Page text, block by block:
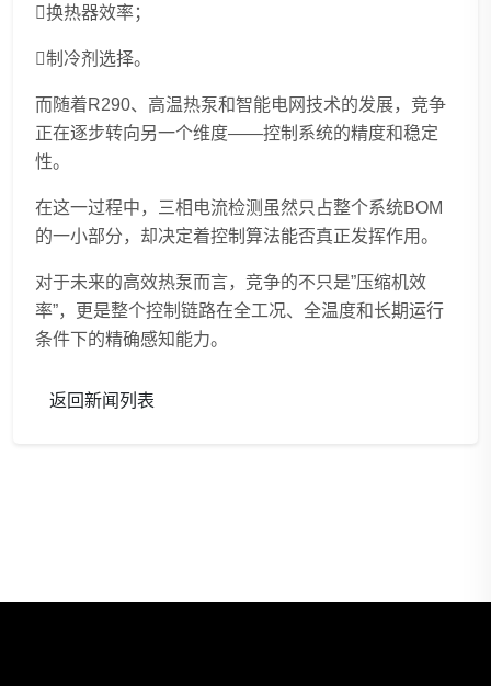
换热器效率；
制冷剂选择。
而随着R290、高温热泵和智能电网技术的发展，竞争
正在逐步转向另一个维度——控制系统的精度和稳定
性。
在这一过程中，三相电流检测虽然只占整个系统BOM
的一小部分，却决定着控制算法能否真正发挥作用。
对于未来的高效热泵而言，竞争的不只是”压缩机效
率”，更是整个控制链路在全工况、全温度和长期运行
条件下的精确感知能力。
返回新闻列表